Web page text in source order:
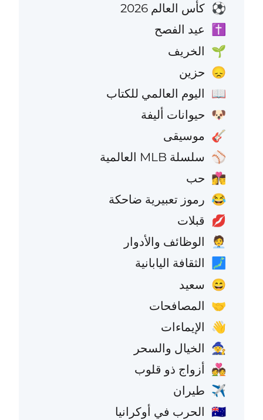
⚽ كأس العالم 2026
✝️ عيد الفصح
🌱 الخريف
😞 حزين
📖 اليوم العالمي للكتاب
🐶 حيوانات أليفة
🎸 موسيقى
⚾ سلسلة MLB العالمية
👩‍❤️‍💋‍👨 حب
😂 رموز تعبيرية ضاحكة
💋 قبلات
🧑‍💼 الوظائف والأدوار
🗾 الثقافة اليابانية
😄 سعيد
🤝 المصافحات
👋 الإيماءات
🧙 الخيال والسحر
💑 أزواج ذو قلوب
✈️ طيران
🇺🇦 الحرب في أوكرانيا